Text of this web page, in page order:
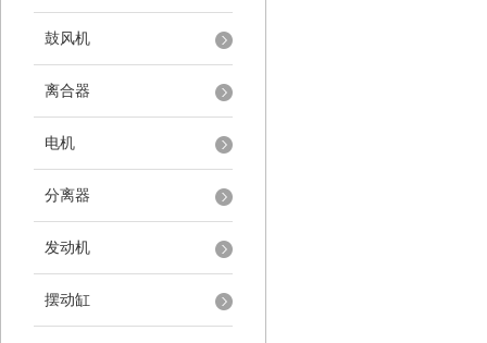
鼓风机
离合器
电机
分离器
发动机
摆动缸